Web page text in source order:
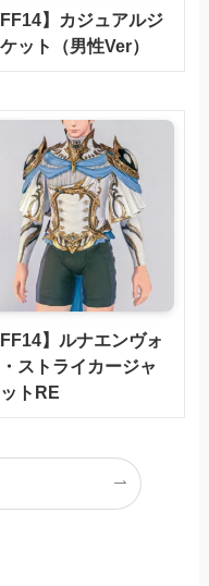
FF14】カジュアルジ
ット（男性Ver）
FF14】ルナエンヴォ
ストライカージャ
トRE